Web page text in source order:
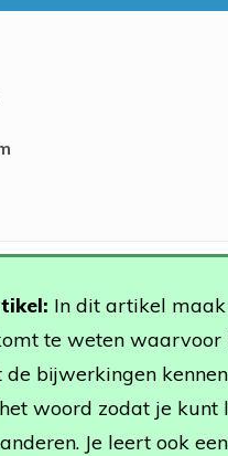
In dit artikel
te weten
bijwerkingen
woord zodat je kunt
Je leert ook